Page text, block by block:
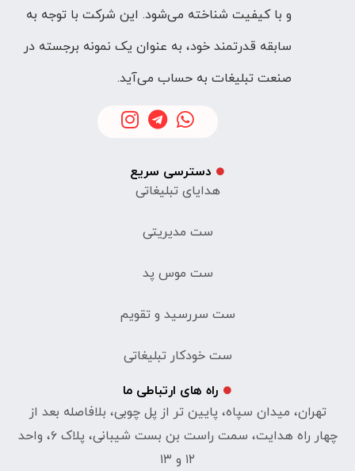
و با کیفیت شناخته می‌شود. این شرکت با توجه به
سابقه قدرتمند خود، به عنوان یک نمونه برجسته در
صنعت تبلیغات به حساب می‌آید.
دسترسی سریع
هدایای تبلیغاتی
ست مدیریتی
ست موس پد
ست سررسید و تقویم
ست خودکار تبلیغاتی
راه های ارتباطی ما
تهران، میدان سپاه، پایین تر از پل چوبی، بلافاصله بعد از
چهار راه هدایت، سمت راست بن بست شیبانی، پلاک ۶، واحد
۱۲ و ۱۳